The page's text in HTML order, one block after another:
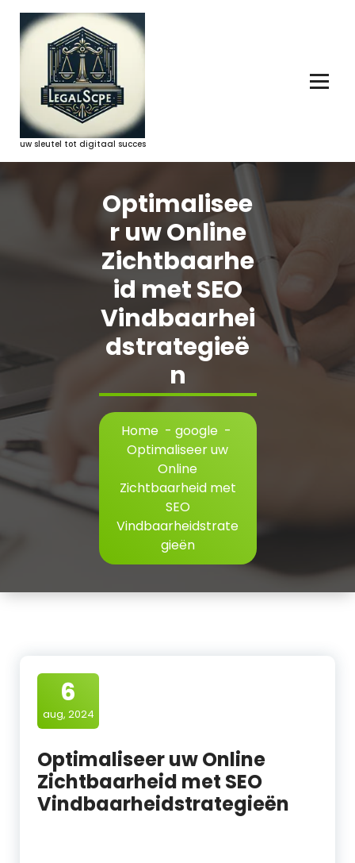
naar
uw sleutel tot digitaal succes
Optimalisee
r uw Online
Zichtbaarhe
id met SEO
Vindbaarhei
dstrategieë
n
Home- google-
Optimaliseer uw
Online
Zichtbaarheid met
SEO
Vindbaarheidstrate
gieën
6
aug, 2024
Optimaliseer uw Online
Zichtbaarheid met SEO
Vindbaarheidstrategieën